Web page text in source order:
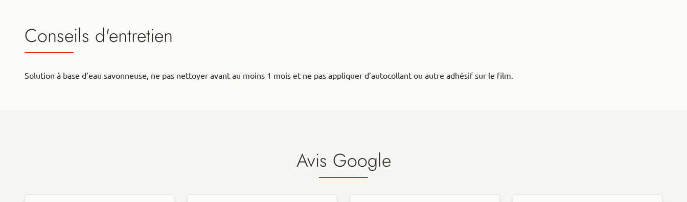
Conseils d'entretien
Solution à base d’eau savonneuse, ne pas nettoyer avant au moins 1 mois et ne pas appliquer d’autocollant ou autre adhésif sur le film.
Avis Google